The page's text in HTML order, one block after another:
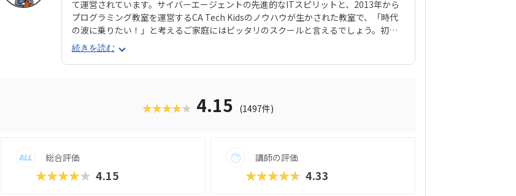
て運営されています。サイバーエージェントの先進的なITスピリットと、2013年から
プログラミング教室を運営するCA Tech Kidsのノウハウが生かされた教室で、「時代
の波に乗りたい！」と考えるご家庭にはピッタリのスクールと言えるでしょう。初級
コースのメインパートでは、オリジナル教材を使って420種類のゲーム制作に挑戦。教
材はスクール名のとおり、独自に開発されたプログラミング教材「QUREO（キュレ
オ）」です。スマホゲームのような感覚でサクサク進められるのに、本格的な内容が
も高く、実際にスマホゲーム開発で使用されていたキャラクター素材などを多数収
続きを読む
★★★★★ 4.15 (1497件)
総合評価
★★★★★ 4.15
講師の評価
★★★★★ 4.33